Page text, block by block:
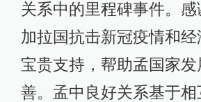
关系中的里程碑事件。
加拉国抗击新冠疫情和
宝贵支持，帮助孟国家发
善。孟中良好关系基于相